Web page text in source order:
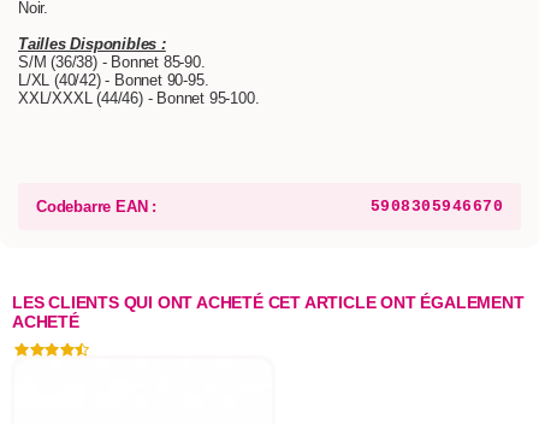
Noir.
Tailles Disponibles :
S/M (36/38) - Bonnet 85-90.
L/XL (40/42) - Bonnet 90-95.
XXL/XXXL (44/46) - Bonnet 95-100.
Codebarre EAN : 5908305946670
LES CLIENTS QUI ONT ACHETÉ CET ARTICLE ONT ÉGALEMENT
ACHETÉ